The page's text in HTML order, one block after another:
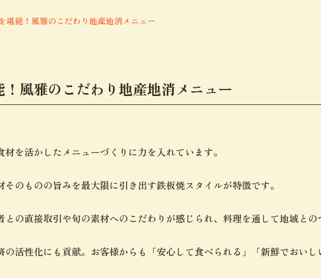
堪能！風雅のこだわり地産地消メニュー
風雅のこだわり地産地消メニュー
を活かしたメニューづくりに力を入れています。
のものの旨みを最大限に引き出す鉄板焼スタイルが特徴です。
の直接取引や旬の素材へのこだわりが感じられ、料理を通して地域との
活性化にも貢献。お客様からも「安心して食べられる」「新鮮でおい